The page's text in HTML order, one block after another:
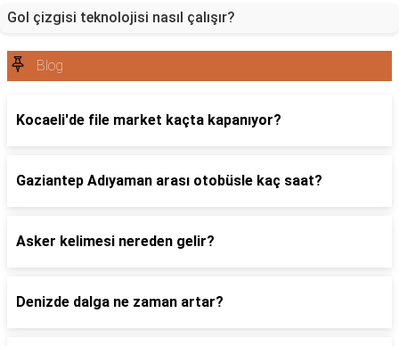
Gol çizgisi teknolojisi nasıl çalışır?
Blog
Kocaeli'de file market kaçta kapanıyor?
Gaziantep Adıyaman arası otobüsle kaç saat?
Asker kelimesi nereden gelir?
Denizde dalga ne zaman artar?